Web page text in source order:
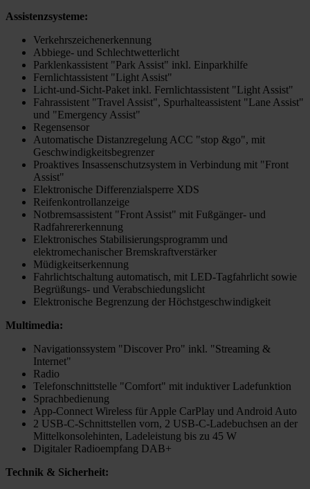
Assistenzsysteme:
Verkehrszeichenerkennung
Abbiege- und Schlechtwetterlicht
Parklenkassistent "Park Assist" inkl. Einparkhilfe
Fernlichtassistent "Light Assist"
Licht-und-Sicht-Paket inkl. Fernlichtassistent "Light Assist"
Fahrassistent "Travel Assist", Spurhalteassistent "Lane Assist"
und "Emergency Assist"
Regensensor
Automatische Distanzregelung ACC "stop &go", mit
Geschwindigkeitsbegrenzer
Proaktives Insassenschutzsystem in Verbindung mit "Front
Assist"
Elektronische Differenzialsperre XDS
Reifenkontrollanzeige
Notbremsassistent "Front Assist" mit Fußgänger- und
Radfahrererkennung
Elektronisches Stabilisierungsprogramm und
elektromechanischer Bremskraftverstärker
Müdigkeitserkennung
Fahrlichtschaltung automatisch, mit LED-Tagfahrlicht sowie
Begrüßungs- und Verabschiedungslicht
Elektronische Begrenzung der Höchstgeschwindigkeit
Multimedia:
Navigationssystem "Discover Pro" inkl. "Streaming &
Internet"
Radio
Telefonschnittstelle "Comfort" mit induktiver Ladefunktion
Sprachbedienung
App-Connect Wireless für Apple CarPlay und Android Auto
2 USB-C-Schnittstellen vorn, 2 USB-C-Ladebuchsen an der
Mittelkonsolehinten, Ladeleistung bis zu 45 W
Digitaler Radioempfang DAB+
Technik & Sicherheit: